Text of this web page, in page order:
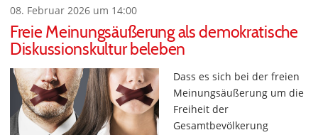
08. Februar 2026 um 14:00
Freie Meinungsäußerung als demokratische
Diskussionskultur beleben
Dass es sich bei der freien
Meinungsäußerung um die
Freiheit der
Gesamtbevölkerung